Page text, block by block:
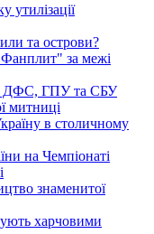
утилізації
та острови?
за межі
ДФС, ГПУ та СБУ
митниці
в столичному
на Чемпіонаті
знаменитої
харчовими